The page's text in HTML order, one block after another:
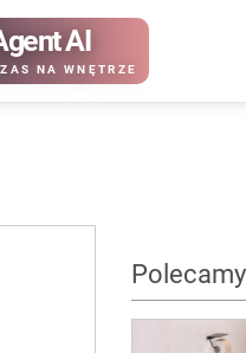
AI
NA WNĘTRZE
Polecamy